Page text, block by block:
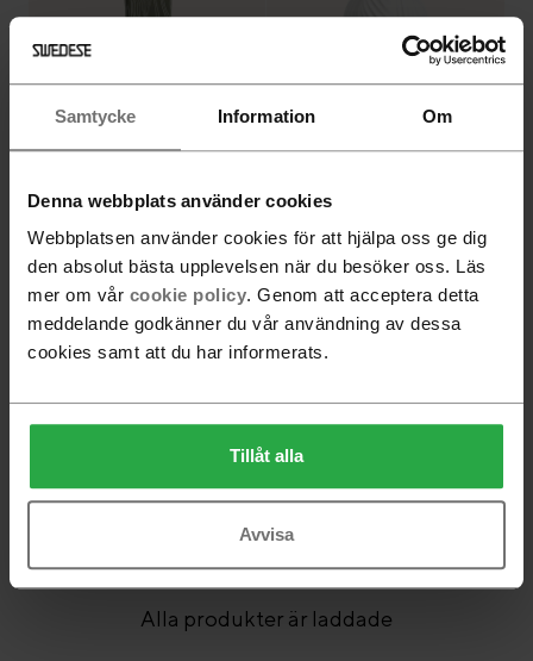
Samtycke Information Om
Denna webbplats använder cookies
Webbplatsen använder cookies för att hjälpa oss ge dig
den absolut bästa upplevelsen när du besöker oss. Läs
mer om vår cookie policy. Genom att acceptera detta
meddelande godkänner du vår användning av dessa
cookies samt att du har informerats.
Tillåt alla
Avvisa
1 700 SEK
1 880 SEK
Tree Mini
Comma Bricka 52 cm
Alla produkter är laddade